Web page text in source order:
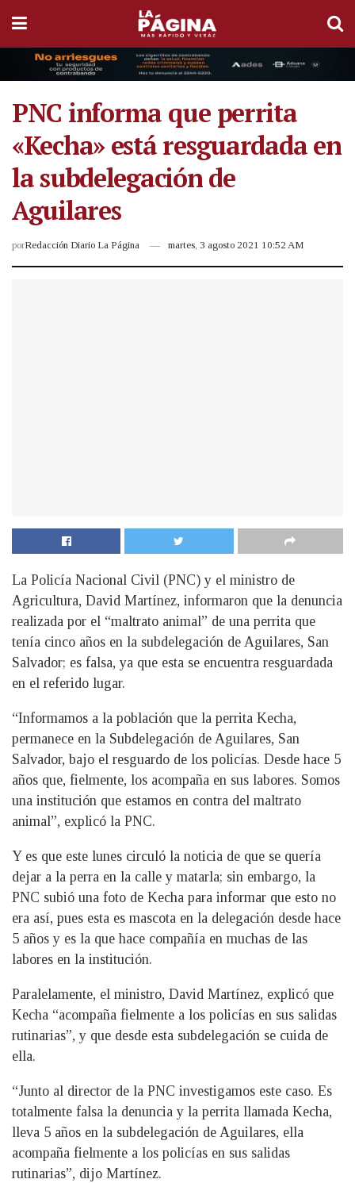
PNC informa que perrita
«Kecha» está resguardada en
la subdelegación de
Aguilares
porRedacción Diario La Página martes, 3 agosto 2021 10:52 AM
La Policía Nacional Civil (PNC) y el ministro de
Agricultura, David Martínez, informaron que la denuncia
realizada por el “maltrato animal” de una perrita que
tenía cinco años en la subdelegación de Aguilares, San
Salvador; es falsa, ya que esta se encuentra resguardada
en el referido lugar.
“Informamos a la población que la perrita Kecha,
permanece en la Subdelegación de Aguilares, San
Salvador, bajo el resguardo de los policías. Desde hace 5
años que, fielmente, los acompaña en sus labores. Somos
una institución que estamos en contra del maltrato
animal”, explicó la PNC.
Y es que este lunes circuló la noticia de que se quería
dejar a la perra en la calle y matarla; sin embargo, la
PNC subió una foto de Kecha para informar que esto no
era así, pues esta es mascota en la delegación desde hace
5 años y es la que hace compañía en muchas de las
labores en la institución.
Paralelamente, el ministro, David Martínez, explicó que
Kecha “acompaña fielmente a los policías en sus salidas
rutinarias”, y que desde esta subdelegación se cuida de
ella.
“Junto al director de la PNC investigamos este caso. Es
totalmente falsa la denuncia y la perrita llamada Kecha,
lleva 5 años en la subdelegación de Aguilares, ella
acompaña fielmente a los policías en sus salidas
rutinarias”, dijo Martínez.